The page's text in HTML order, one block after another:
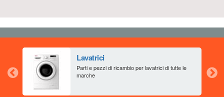
Lavatrici
Parti e pezzi di ricambio per lavatrici di tutte le
marche